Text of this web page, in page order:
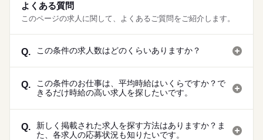
よくある質問
このページの求人に関して、よくあるご質問をご紹介します。
Q. この条件の求人数はどのくらいありますか？
Q.
この条件のお仕事は、平均時給はいくらですか？で
きるだけ時給の高い求人を探したいです。
Q.
新しく掲載された求人を探す方法はありますか？ま
た、各求人の応募状況も知りたいです。